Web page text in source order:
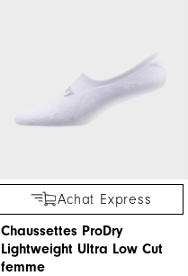
Achat Express
Chaussettes ProDry
Lightweight Ultra Low Cut
femme